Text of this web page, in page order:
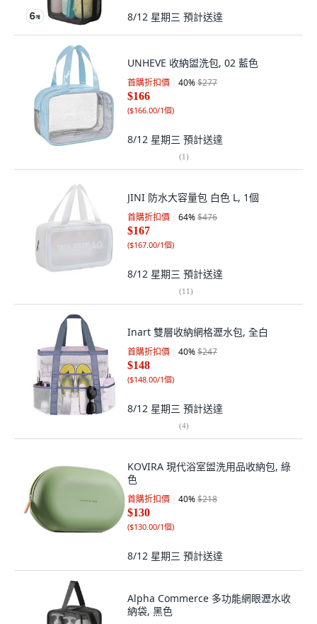
8/12 星期三 預計送達
UNHEVE 收納盥洗包, 02 藍色
首購折扣價 40%$277
$166
($166.00/1個)
8/12 星期三 預計送達
(1)
JINI 防水大容量包 白色 L, 1個
首購折扣價 64%$476
$167
($167.00/1個)
8/12 星期三 預計送達
(11)
Inart 雙層收納網格瀝水包, 全白
首購折扣價 40%$247
$148
($148.00/1個)
8/12 星期三 預計送達
(4)
KOVIRA 現代浴室盥洗用品收納包, 綠
色
首購折扣價 40%$218
$130
($130.00/1個)
8/12 星期三 預計送達
Alpha Commerce 多功能網眼瀝水收
納袋, 黑色